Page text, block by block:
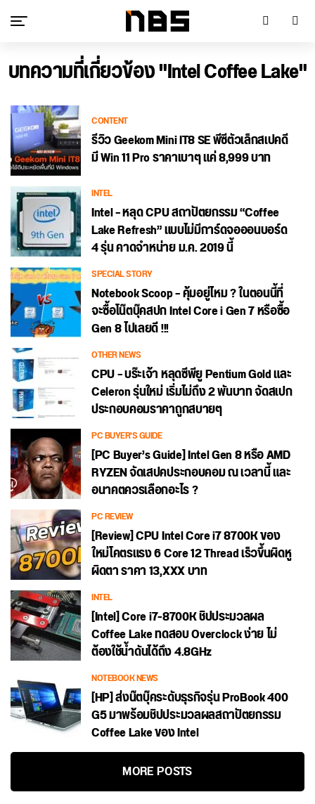
บทความที่เกี่ยวข้อง "Intel Coffee Lake"
CONTENT
รีวิว Geekom Mini IT8 SE พีซีตัวเล็กสเปคดี
มี Win 11 Pro ราคาเบาๆ แค่ 8,999 บาท
INTEL
Intel – หลุด CPU สถาปัตยกรรม “Coffee
Lake Refresh” แบบไม่มีการ์ดจอออนบอร์ด
4 รุ่น คาดจำหน่าย ม.ค. 2019 นี้
SPECIAL STORY
Notebook Scoop – คุ้มอยู่ไหม ? ในตอนนี้ที่
จะซื้อโน๊ตบุ๊คสปก Intel Core i Gen 7 หรือซื้อ
Gen 8 ไปเลยดี !!!
OTHER NEWS
CPU – บร๊ะเจ้า หลุดซีพียู Pentium Gold และ
Celeron รุ่นใหม่ เริ่มไม่ถึง 2 พันบาท จัดสเปก
ประกอบคอมราคาถูกสบายๆ
PC BUYER'S GUIDE
[PC Buyer’s Guide] Intel Gen 8 หรือ AMD
RYZEN จัดเสปคประกอบคอม ณ เวลานี้ และ
อนาคตควรเลือกอะไร ?
PC REVIEW
[Review] CPU Intel Core i7 8700K ของ
ใหม่โคตรแรง 6 Core 12 Thread เร็วขึ้นผิดหู
ผิดตา ราคา 13,XXX บาท
INTEL
[Intel] Core i7-8700K ชิปประมวลผล
Coffee Lake ทดสอบ Overclock ง่าย ไม่
ต้องใช้น้ำดันได้ถึง 4.8GHz
NOTEBOOK NEWS
[HP] ส่งน๊ตบุ๊คระดับธุรกิจรุ่น ProBook 400
G5 มาพร้อมชิปประมวลผลสถาปัตยกรรม
Coffee Lake ของ Intel
MORE POSTS